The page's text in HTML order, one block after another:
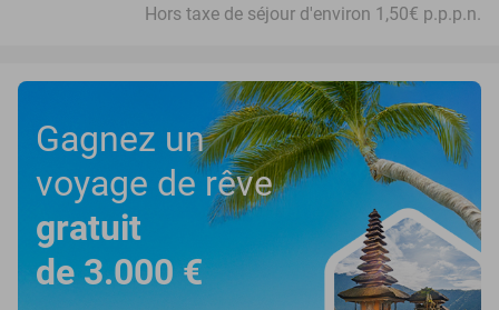
Hors taxe de séjour d'environ 1,50€ p.p.p.n.
Gagnez un
voyage de rêve
gratuit
de 3.000 €